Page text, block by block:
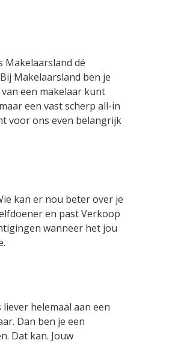
Makelaarsland dé
Makelaarsland ben je
een makelaar kunt
een vast scherp all-in
voor ons even belangrijk
kan er nou beter over je
en past Verkoop
wanneer het jou
helemaal aan een
Dan ben je een
Dat kan. Jouw